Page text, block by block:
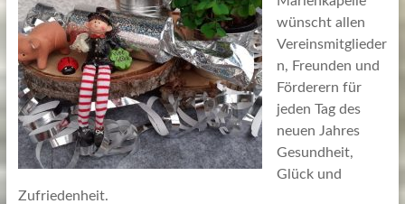
wünscht allen
Vereinsmitglieder
n, Freunden und
Förderern für
jeden Tag des
neuen Jahres
Gesundheit,
Glück und
Zufriedenheit.